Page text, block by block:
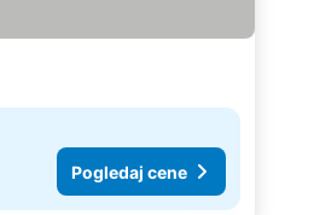
Pogledaj cene